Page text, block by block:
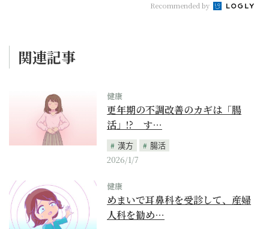
Recommended by
関連記事
健康
更年期の不調改善のカギは「腸
活」!? す…
漢方
腸活
2026/1/7
健康
めまいで耳鼻科を受診して、産婦
人科を勧め…